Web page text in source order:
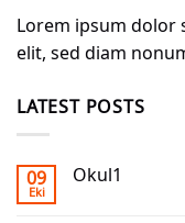
Lorem ipsum dolor
elit, sed diam
LATEST POSTS
09
Eki
Okul1